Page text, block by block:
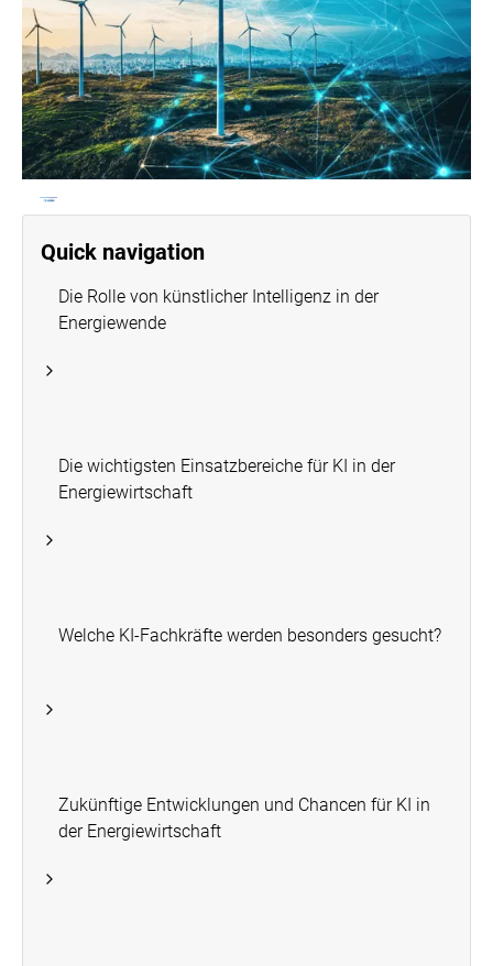
Quick navigation
Die Rolle von künstlicher Intelligenz in der
Energiewende
Die wichtigsten Einsatzbereiche für KI in der
Energiewirtschaft
Welche KI-Fachkräfte werden besonders gesucht?
Zukünftige Entwicklungen und Chancen für KI in
der Energiewirtschaft